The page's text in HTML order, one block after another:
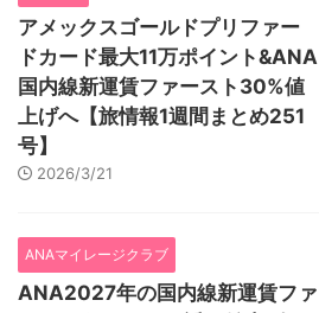
アメックスゴールドプリファー
ドカード最大11万ポイント&ANA
国内線新運賃ファースト30%値
上げへ【旅情報1週間まとめ251
号】
2026/3/21
ANAマイレージクラブ
ANA2027年の国内線新運賃ファ